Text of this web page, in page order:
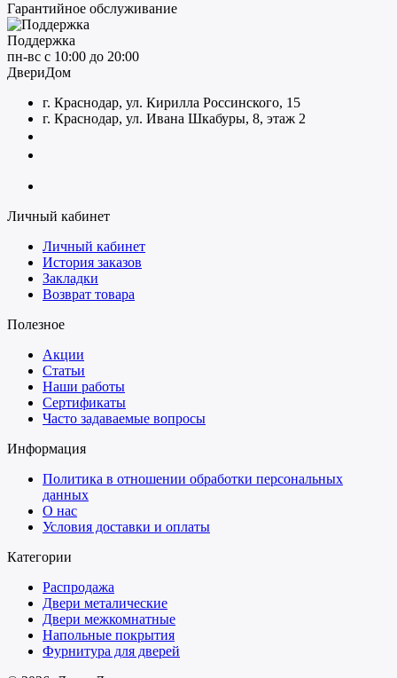
Гарантийное обслуживание
Поддержка
пн-вс с 10:00 до 20:00
ДвериДом
г. Краснодар, ул. Кирилла Россинского, 15
г. Краснодар, ул. Ивана Шкабуры, 8, этаж 2
Личный кабинет
Личный кабинет
История заказов
Закладки
Возврат товара
Полезное
Акции
Статьи
Наши работы
Сертификаты
Часто задаваемые вопросы
Информация
Политика в отношении обработки персональных
данных
О нас
Условия доставки и оплаты
Категории
Распродажа
Двери металические
Двери межкомнатные
Напольные покрытия
Фурнитура для дверей